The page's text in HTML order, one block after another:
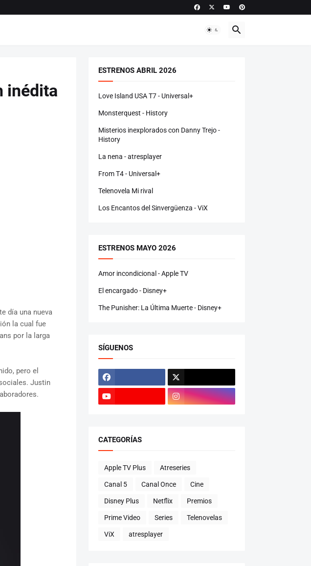
inédita
día una nueva
la cual fue
por la larga
pero el
Justin
ESTRENOS ABRIL 2026
Love Island USA T7 - Universal+
Monsterquest - History
Misterios inexplorados con Danny Trejo -
History
La nena - atresplayer
From T4 - Universal+
Telenovela Mi rival
Los Encantos del Sinvergüenza - ViX
ESTRENOS MAYO 2026
Amor incondicional - Apple TV
El encargado - Disney+
The Punisher: La Última Muerte - Disney+
SÍGUENOS
CATEGORÍAS
Apple TV Plus Atreseries
Canal 5 Canal Once Cine
Disney Plus Netflix Premios
Prime Video Series Telenovelas
ViX atresplayer